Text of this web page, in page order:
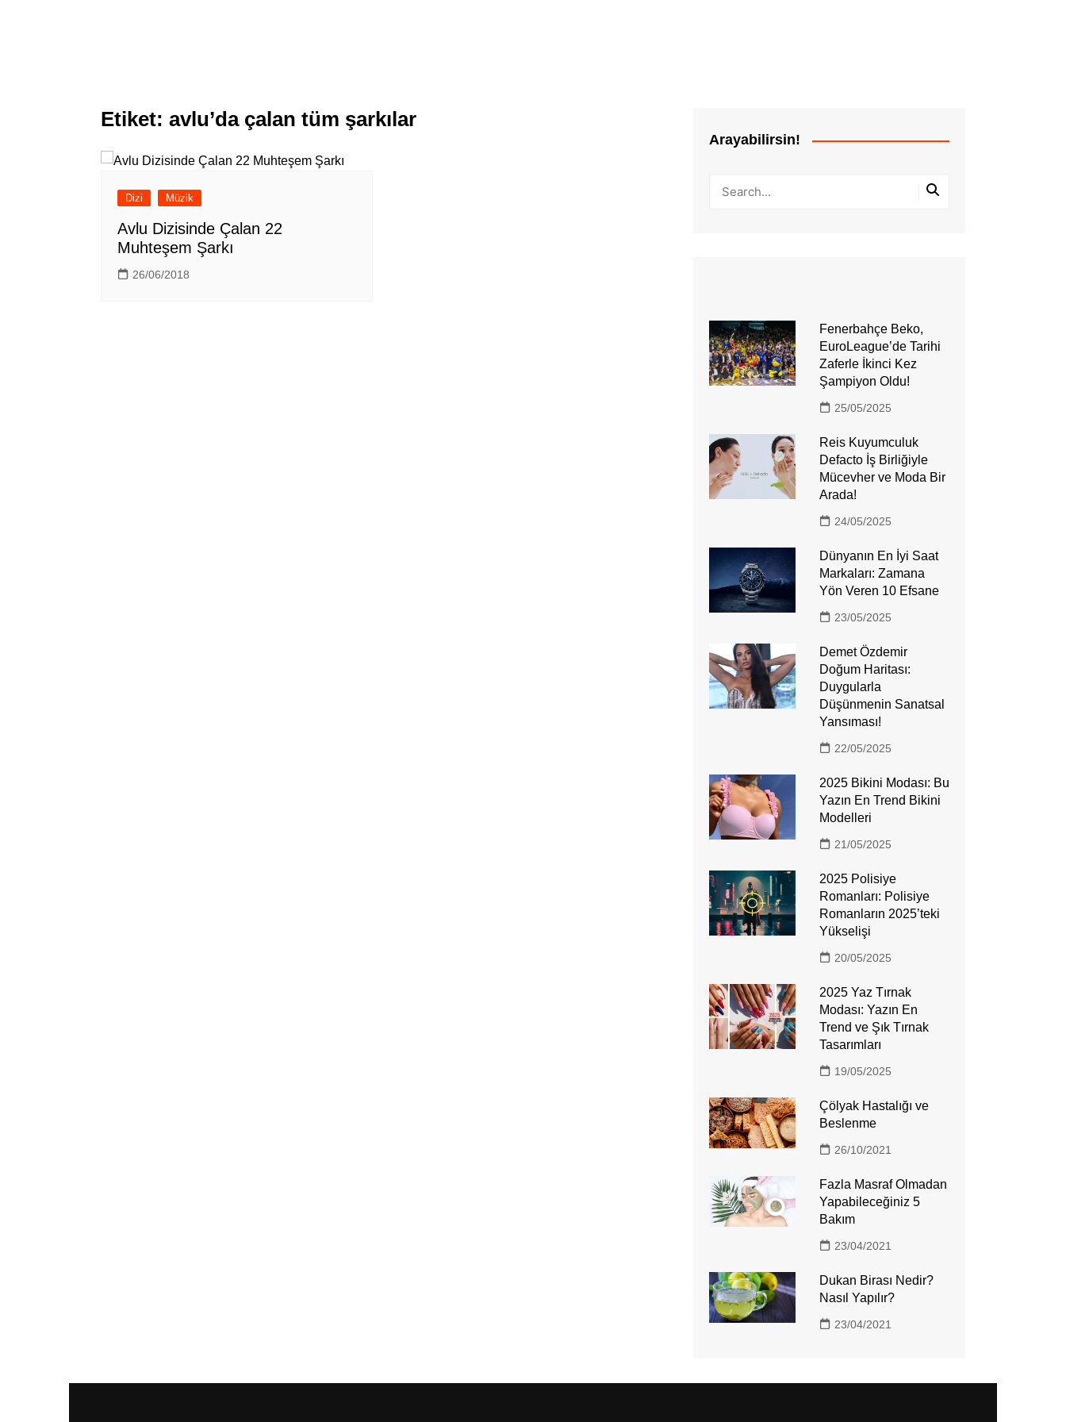
Etiket: avlu’da çalan tüm şarkılar
Dizi Müzik
Avlu Dizisinde Çalan 22
Muhteşem Şarkı
26/06/2018
Arayabilirsin!
Fenerbahçe Beko,
EuroLeague’de Tarihi
Zaferle İkinci Kez
Şampiyon Oldu!
25/05/2025
Reis Kuyumculuk
Defacto İş Birliğiyle
Mücevher ve Moda Bir
Arada!
24/05/2025
Dünyanın En İyi Saat
Markaları: Zamana
Yön Veren 10 Efsane
23/05/2025
Demet Özdemir
Doğum Haritası:
Duygularla
Düşünmenin Sanatsal
Yansıması!
22/05/2025
2025 Bikini Modası: Bu
Yazın En Trend Bikini
Modelleri
21/05/2025
2025 Polisiye
Romanları: Polisiye
Romanların 2025’teki
Yükselişi
20/05/2025
2025 Yaz Tırnak
Modası: Yazın En
Trend ve Şık Tırnak
Tasarımları
19/05/2025
Çölyak Hastalığı ve
Beslenme
26/10/2021
Fazla Masraf Olmadan
Yapabileceğiniz 5
Bakım
23/04/2021
Dukan Birası Nedir?
Nasıl Yapılır?
23/04/2021